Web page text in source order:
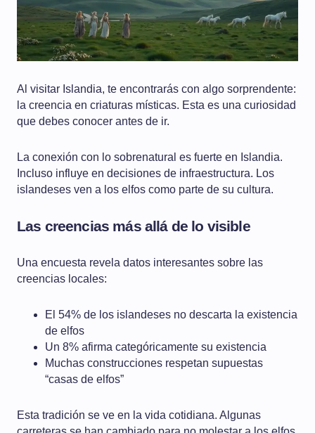
Al visitar Islandia, te encontrarás con algo sorprendente:
la creencia en criaturas místicas. Esta es una curiosidad
que debes conocer antes de ir.
La conexión con lo sobrenatural es fuerte en Islandia.
Incluso influye en decisiones de infraestructura. Los
islandeses ven a los elfos como parte de su cultura.
Las creencias más allá de lo visible
Una encuesta revela datos interesantes sobre las
creencias locales:
El 54% de los islandeses no descarta la existencia
de elfos
Un 8% afirma categóricamente su existencia
Muchas construcciones respetan supuestas
“casas de elfos”
Esta tradición se ve en la vida cotidiana. Algunas